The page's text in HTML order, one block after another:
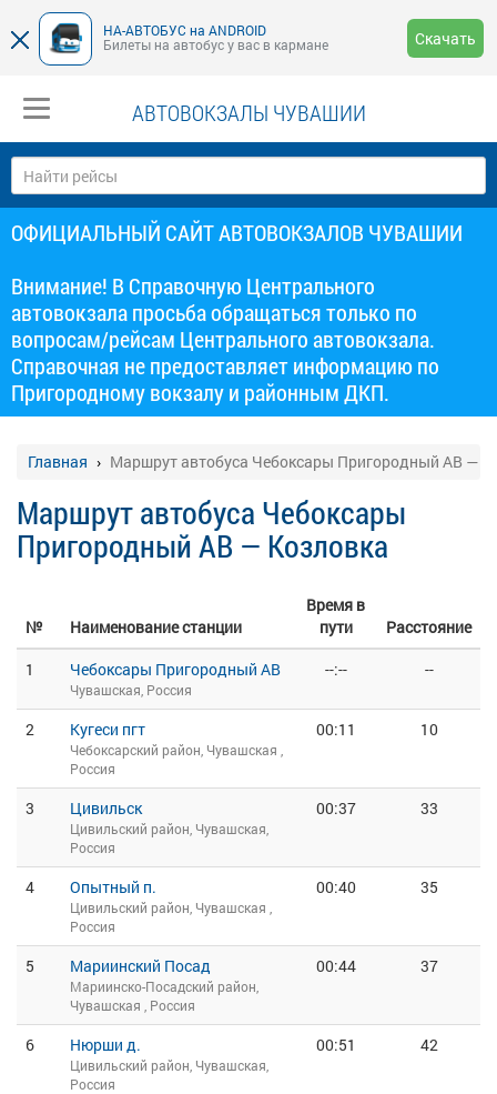
НА-АВТОБУС на ANDROID
Билеты на автобус у вас в кармане
Скачать
АВТОВОКЗАЛЫ ЧУВАШИИ
ОФИЦИАЛЬНЫЙ САЙТ АВТОВОКЗАЛОВ ЧУВАШИИ
Внимание! В Справочную Центрального
автовокзала просьба обращаться только по
вопросам/рейсам Центрального автовокзала.
Справочная не предоставляет информацию по
Пригородному вокзалу и районным ДКП.
Главная Маршрут автобуса Чебоксары Пригородный АВ —
Маршрут автобуса Чебоксары
Пригородный АВ — Козловка
№ Наименование станции
Время в
пути
Расстояние
1
Чебоксары Пригородный АВ
Чувашская, Россия
--:-- --
2 Кугеси пгт
Чебоксарский район, Чувашская ,
Россия
00:11 10
3 Цивильск
Цивильский район, Чувашская,
Россия
00:37 33
4 Опытный п.
Цивильский район, Чувашская ,
Россия
00:40 35
5 Мариинский Посад
Мариинско-Посадский район,
Чувашская , Россия
00:44 37
6 Нюрши д.
Цивильский район, Чувашская,
Россия
00:51 42